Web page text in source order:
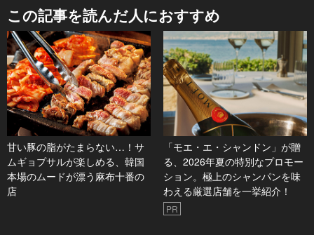
この記事を読んだ人におすすめ
甘い豚の脂がたまらない…！サ
ムギョプサルが楽しめる、韓国
本場のムードが漂う麻布十番の
店
「モエ・エ・シャンドン」が贈
る、2026年夏の特別なプロモー
ション。極上のシャンパンを味
わえる厳選店舗を一挙紹介！
PR